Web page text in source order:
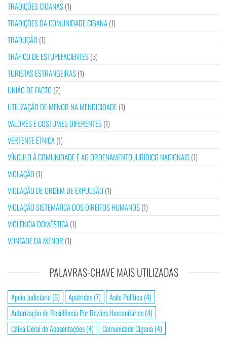
TRADIÇÕES CIGANAS(1)
TRADIÇÕES DA COMUNIDADE CIGANA(1)
TRADUÇÃO (1)
TRÁFICO DE ESTUPEFACIENTES(3)
TURISTAS ESTRANGEIRAS(1)
UNIÃO DE FACTO (2)
UTILIZAÇÃO DE MENOR NA MENDICIDADE(1)
VALORES E COSTUMES DIFERENTES(1)
VERTENTE ÉTNICA(1)
VÍNCULO À COMUNIDADE E AO ORDENAMENTO JURÍDICO NACIONAIS(1)
VIOLAÇÃO (1)
VIOLAÇÃO DE ORDEM DE EXPULSÃO (1)
VIOLAÇÃO SISTEMÁTICA DOS DIREITOS HUMANOS(1)
VIOLÊNCIA DOMÉSTICA(1)
VONTADE DA MENOR (1)
PALAVRAS-CHAVE MAIS UTILIZADAS
Apoio Judiciário(6) Apátridas(7) Asilo Político(4)
Autorização de Residência Por Razões Humanitárias(4)
Caixa Geral de Aposentações(4) Comunidade Cigana (4)